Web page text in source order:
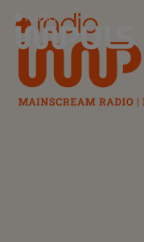
Radio Impuls